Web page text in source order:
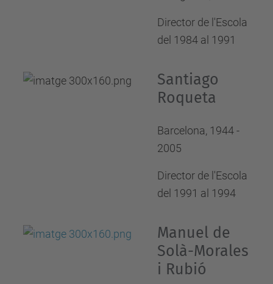
Director de l'Escola
del 1984 al 1991
Santiago
Roqueta
Barcelona, 1944 -
2005
Director de l'Escola
del 1991 al 1994
Manuel de
Solà-Morales
i Rubió